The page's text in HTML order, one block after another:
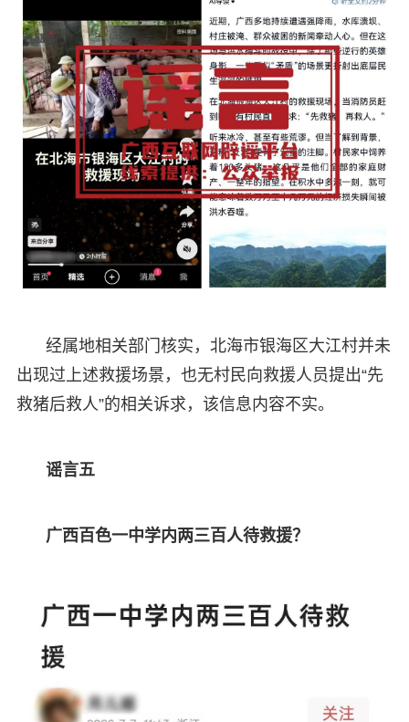
经属地相关部门核实，北海市银海区大江村并未
出现过上述救援场景，也无村民向救援人员提出“先
救猪后救人”的相关诉求，该信息内容不实。
谣言五
广西百色一中学内两三百人待救援？